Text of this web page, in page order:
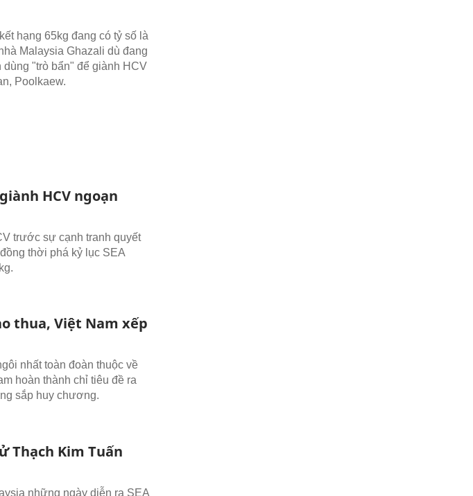
hạng 65kg đang có tỷ số là
Malaysia Ghazali dù đang
"trò bẩn" để giành HCV
Poolkaew.
HCV ngoạn
trước sự cạnh tranh quyết
thời phá kỷ lục SEA
thua, Việt Nam xếp
nhất toàn đoàn thuộc về
hoàn thành chỉ tiêu đề ra
sắp huy chương.
Thạch Kim Tuấn
những ngày diễn ra SEA